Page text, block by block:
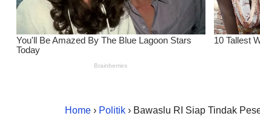
Home › Politik › Bawaslu RI Siap Tindak